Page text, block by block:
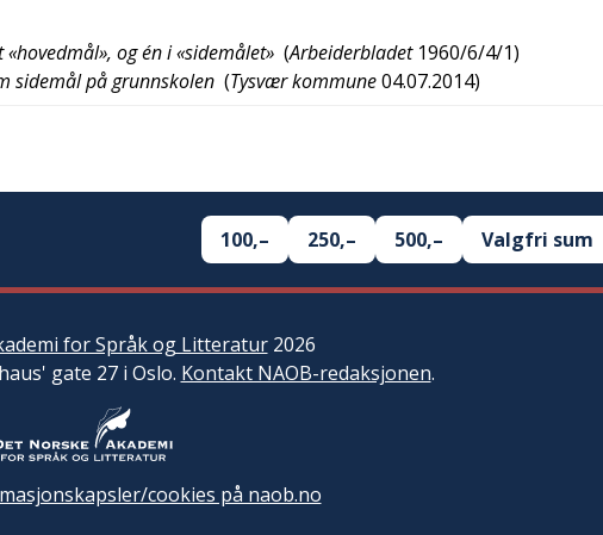
og én i «sidemålet» (Arbeiderbladet 1960/6/4/1)
sidemål på grunnskolen (Tysvær kommune04.07.2014)
100,– 250,– 500,– Valgfri sum
for Språk og Litteratur2026
gate 27 i Oslo. Kontakt NAOB-redaksjonen.
cookies på naob.no